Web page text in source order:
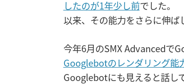
したのが1年少し前でした。
以来、その能力をさらに伸ば
今年6月のSMX Advancedで
Googlebotのレンダリング能
Googlebotにも見えると話し